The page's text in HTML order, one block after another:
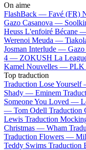
On aime
FlashBack — Favé (FR)
Gazo Casanova —
Heuss L'enfoiré Bécane
Werenoi Meuda —
Josman Interlude —
4 — ZOKUSH La
Kamel Nouvelles — PLK
Top traduction
Traduction Lose
Shady — Eminem
Someone You Loved —
— Tom Odell
Lewis Traduction
Christmas — Wham
Traduction Flowers —
Teddy Swims